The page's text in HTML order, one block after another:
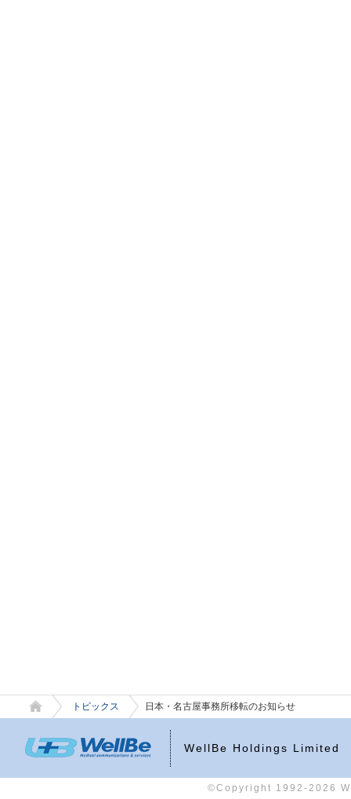
トピックス 日本・名古屋事務所移転のお知らせ
WellBe Holdings Limited
©Copyright 1992-2026